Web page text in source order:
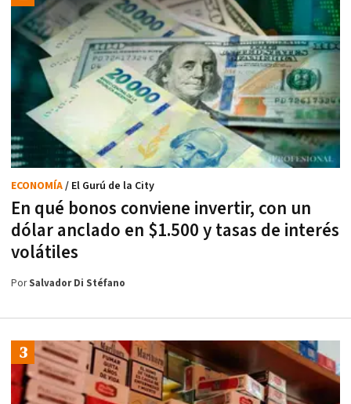
En qué bonos conviene invertir, con un
dólar anclado en $1.500 y tasas de interés
volátiles
ECONOMÍA/ El Gurú de la City
PorSalvador Di Stéfano